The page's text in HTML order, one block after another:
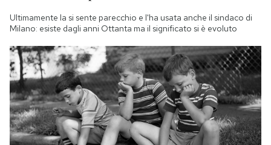
Ultimamente la si sente parecchio e l'ha usata anche il sindaco di
Milano: esiste dagli anni Ottanta ma il significato si è evoluto